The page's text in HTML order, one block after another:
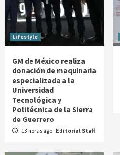
Lifestyle
GM de México realiza
donación de maquinaria
especializada a la
Universidad
Tecnológica y
Politécnica de la Sierra
de Guerrero
13 horas ago Editorial Staff